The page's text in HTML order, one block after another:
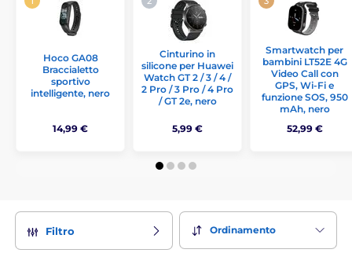
Hoco GA08
Braccialetto
sportivo
intelligente, nero
14,99 €
Cinturino in
silicone per Huawei
Watch GT 2 / 3 / 4 /
2 Pro / 3 Pro / 4 Pro
/ GT 2e, nero
5,99 €
Smartwatch per
bambini LT52E 4G
Video Call con
GPS, Wi-Fi e
funzione SOS, 950
mAh, nero
52,99 €
Filtro Ordinamento